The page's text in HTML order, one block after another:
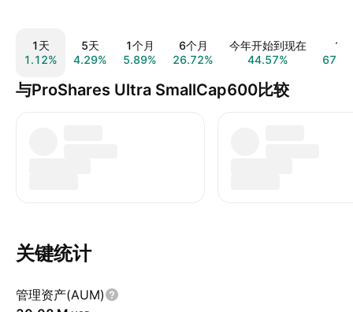
1天
1.12%
5天
4.29%
1个月
5.89%
6个月
26.72%
今年开始到现在
44.57%
1年
与ProShares Ultra SmallCap600比较
关键统计
管理资产(AUM)